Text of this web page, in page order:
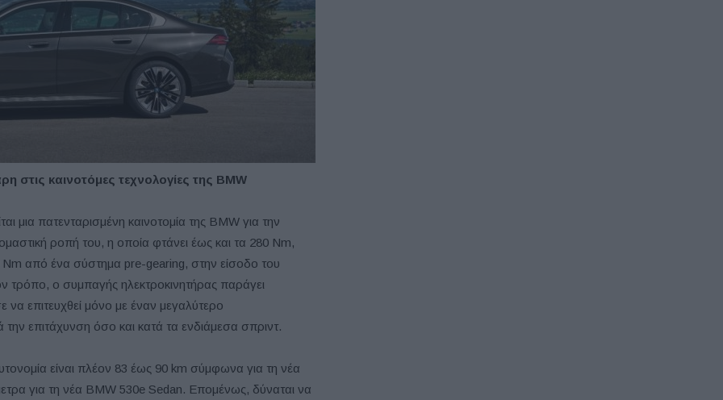
στις καινοτόμες τεχνολογίες της BMW
μια πατενταρισμένη καινοτομία της BMW για την
ροπή του, η οποία φτάνει έως και τα 280 Nm,
Nm από ένα σύστημα pre-gearing, στην είσοδο του
τρόπο, ο συμπαγής ηλεκτροκινητήρας παράγει
επιτευχθεί μόνο με έναν μεγαλύτερο
την επιτάχυνση όσο και κατά τα ενδιάμεσα σπριντ.
είναι πλέον 83 έως 90 km σύμφωνα για τη νέα
για τη νέα BMW 530e Sedan. Επομένως, δύναται να